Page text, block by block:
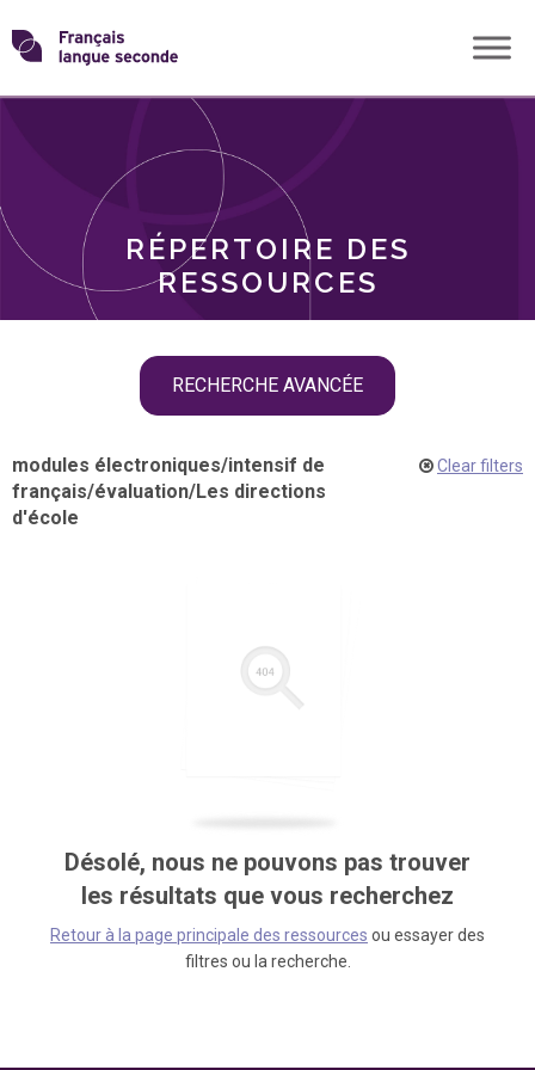
Skip
toTransformons
langue
RÉPERTOIRE DES
RESSOURCES
RECHERCHE AVANCÉE
THÈMES
modules électroniques/intensif de
français/évaluation/Les directions
d'école
Clear filters
Désolé, nous ne pouvons pas trouver
les résultats que vous recherchez
Retour à la page principale des ressources ou essayer des
filtres ou la recherche.